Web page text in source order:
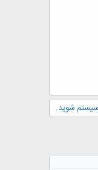
سیستم شوید.